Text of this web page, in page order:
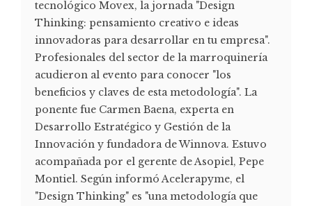
tecnológico Movex, la jornada "Design
Thinking: pensamiento creativo e ideas
innovadoras para desarrollar en tu empresa".
Profesionales del sector de la marroquinería
acudieron al evento para conocer "los
beneficios y claves de esta metodología". La
ponente fue Carmen Baena, experta en
Desarrollo Estratégico y Gestión de la
Innovación y fundadora de Winnova. Estuvo
acompañada por el gerente de Asopiel, Pepe
Montiel. Según informó Acelerapyme, el
"Design Thinking" es "una metodología que